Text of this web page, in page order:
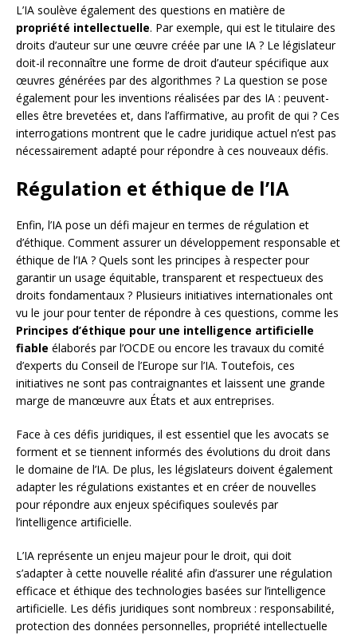
L’IA soulève également des questions en matière de
propriété intellectuelle. Par exemple, qui est le titulaire des
droits d’auteur sur une œuvre créée par une IA ? Le législateur
doit-il reconnaître une forme de droit d’auteur spécifique aux
œuvres générées par des algorithmes ? La question se pose
également pour les inventions réalisées par des IA : peuvent-
elles être brevetées et, dans l’affirmative, au profit de qui ? Ces
interrogations montrent que le cadre juridique actuel n’est pas
nécessairement adapté pour répondre à ces nouveaux défis.
Régulation et éthique de l’IA
Enfin, l’IA pose un défi majeur en termes de régulation et
d’éthique. Comment assurer un développement responsable et
éthique de l’IA ? Quels sont les principes à respecter pour
garantir un usage équitable, transparent et respectueux des
droits fondamentaux ? Plusieurs initiatives internationales ont
vu le jour pour tenter de répondre à ces questions, comme les
Principes d’éthique pour une intelligence artificielle
fiable élaborés par l’OCDE ou encore les travaux du comité
d’experts du Conseil de l’Europe sur l’IA. Toutefois, ces
initiatives ne sont pas contraignantes et laissent une grande
marge de manœuvre aux États et aux entreprises.
Face à ces défis juridiques, il est essentiel que les avocats se
forment et se tiennent informés des évolutions du droit dans
le domaine de l’IA. De plus, les législateurs doivent également
adapter les régulations existantes et en créer de nouvelles
pour répondre aux enjeux spécifiques soulevés par
l’intelligence artificielle.
L’IA représente un enjeu majeur pour le droit, qui doit
s’adapter à cette nouvelle réalité afin d’assurer une régulation
efficace et éthique des technologies basées sur l’intelligence
artificielle. Les défis juridiques sont nombreux : responsabilité,
protection des données personnelles, propriété intellectuelle